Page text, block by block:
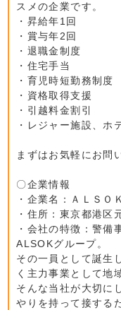
スメの企業です。
・昇給年1回
・賞与年2回
・退職金制度
・住宅手当
・育児時短勤務制度
・資格取得支援
・引越料金割引
・レジャー施設、ホ
まずはお気軽にお問
〇企業情報
・企業名：ＡＬＳＯ
・住所：東京都港
・会社の特徴：警備
ALSOKグループ。
その一員として誕生
く主力事業として地
そんな当社が大切に
やりを持って接する